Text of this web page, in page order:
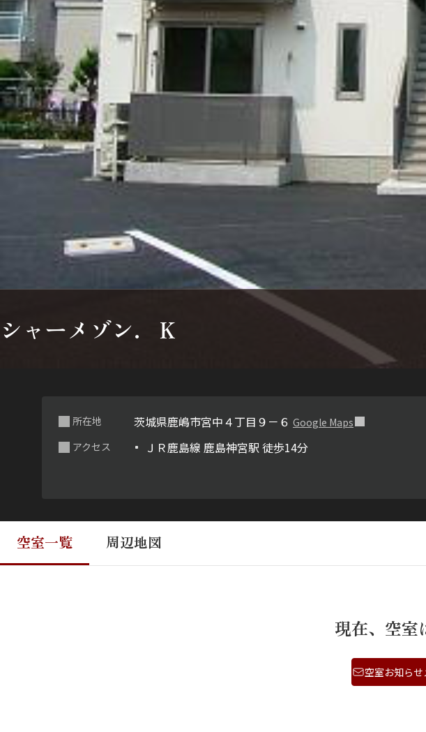
シャーメゾンとは ルームツアー
動画ギャラリー ShaMaison STYLE
シャーメゾン．Ｋ
所在地 茨城県鹿嶋市宮中４丁目９－６ Google Maps
アクセス
ＪＲ鹿島線 鹿島神宮駅 徒歩14分
空室一覧 周辺地図
現在、空室
空室お知ら